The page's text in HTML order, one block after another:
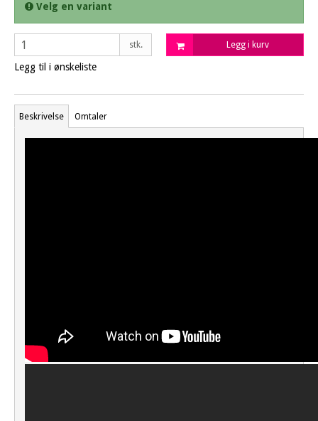
Velg en variant
stk. Legg i kurv
Legg til i ønskeliste
Beskrivelse Omtaler